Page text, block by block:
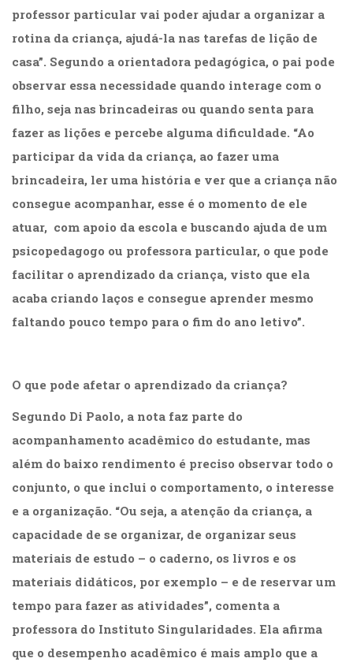
professor particular vai poder ajudar a organizar a
rotina da criança, ajudá-la nas tarefas de lição de
casa”. Segundo a orientadora pedagógica, o pai pode
observar essa necessidade quando interage com o
filho, seja nas brincadeiras ou quando senta para
fazer as lições e percebe alguma dificuldade. “Ao
participar da vida da criança, ao fazer uma
brincadeira, ler uma história e ver que a criança não
consegue acompanhar, esse é o momento de ele
atuar, com apoio da escola e buscando ajuda de um
psicopedagogo ou professora particular, o que pode
facilitar o aprendizado da criança, visto que ela
acaba criando laços e consegue aprender mesmo
faltando pouco tempo para o fim do ano letivo”.
O que pode afetar o aprendizado da criança?
Segundo Di Paolo, a nota faz parte do
acompanhamento acadêmico do estudante, mas
além do baixo rendimento é preciso observar todo o
conjunto, o que inclui o comportamento, o interesse
e a organização. “Ou seja, a atenção da criança, a
capacidade de se organizar, de organizar seus
materiais de estudo – o caderno, os livros e os
materiais didáticos, por exemplo – e de reservar um
tempo para fazer as atividades”, comenta a
professora do Instituto Singularidades. Ela afirma
que o desempenho acadêmico é mais amplo que a